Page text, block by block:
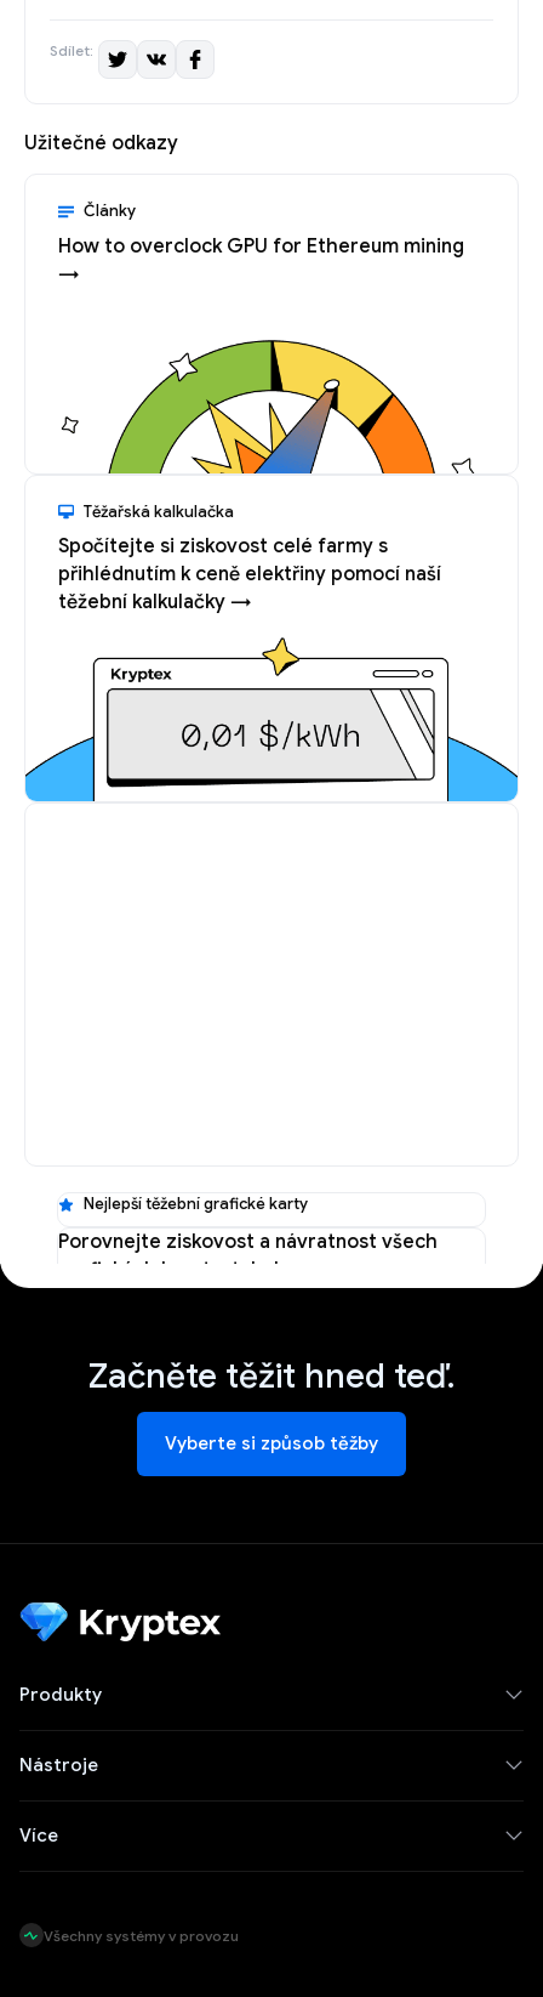
Sdílet:
Užitečné odkazy
Články
How to overclock GPU for Ethereum mining
→
Těžařská kalkulačka
Spočítejte si ziskovost celé farmy s
přihlédnutím k ceně elektřiny pomocí naší
těžební kalkulačky →
Nejlepší těžební grafické karty
Porovnejte ziskovost a návratnost všech
grafických karet v tabulce
Začněte těžit hned teď.
Vyberte si způsob těžby
Produkty
Nástroje
Více
Všechny systémy v provozu